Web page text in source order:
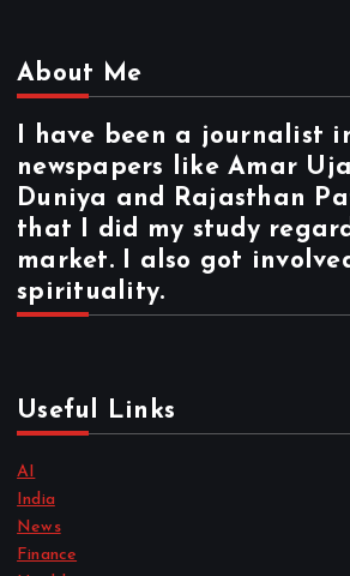
About Me
I have been a journalist
newspapers like Amar
Duniya and Rajasthan
that I did my study
market. I also got
spirituality.
Useful Links
AI
India
News
Finance